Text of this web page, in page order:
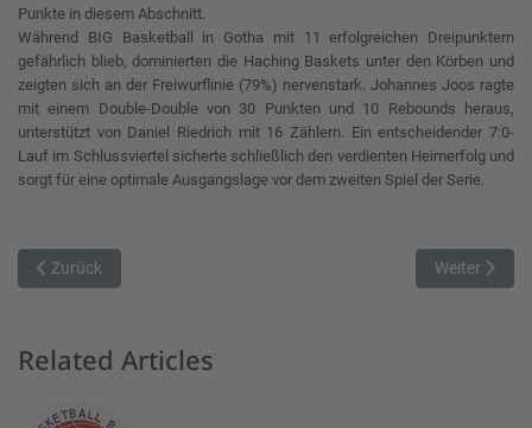
Punkte in diesem Abschnitt.
Während BIG Basketball in Gotha mit 11 erfolgreichen Dreipunktern
gefährlich blieb, dominierten die Haching Baskets unter den Körben und
zeigten sich an der Freiwurflinie (79%) nervenstark. Johannes Joos ragte
mit einem Double-Double von 30 Punkten und 10 Rebounds heraus,
unterstützt von Daniel Riedrich mit 16 Zählern. Ein entscheidender 7:0-
Lauf im Schlussviertel sicherte schließlich den verdienten Heimerfolg und
sorgt für eine optimale Ausgangslage vor dem zweiten Spiel der Serie.
Vorheriger Beitrag: Wichtiger Sieg für Schwabing in den
Zurück Nächster
Weiter
Related Articles